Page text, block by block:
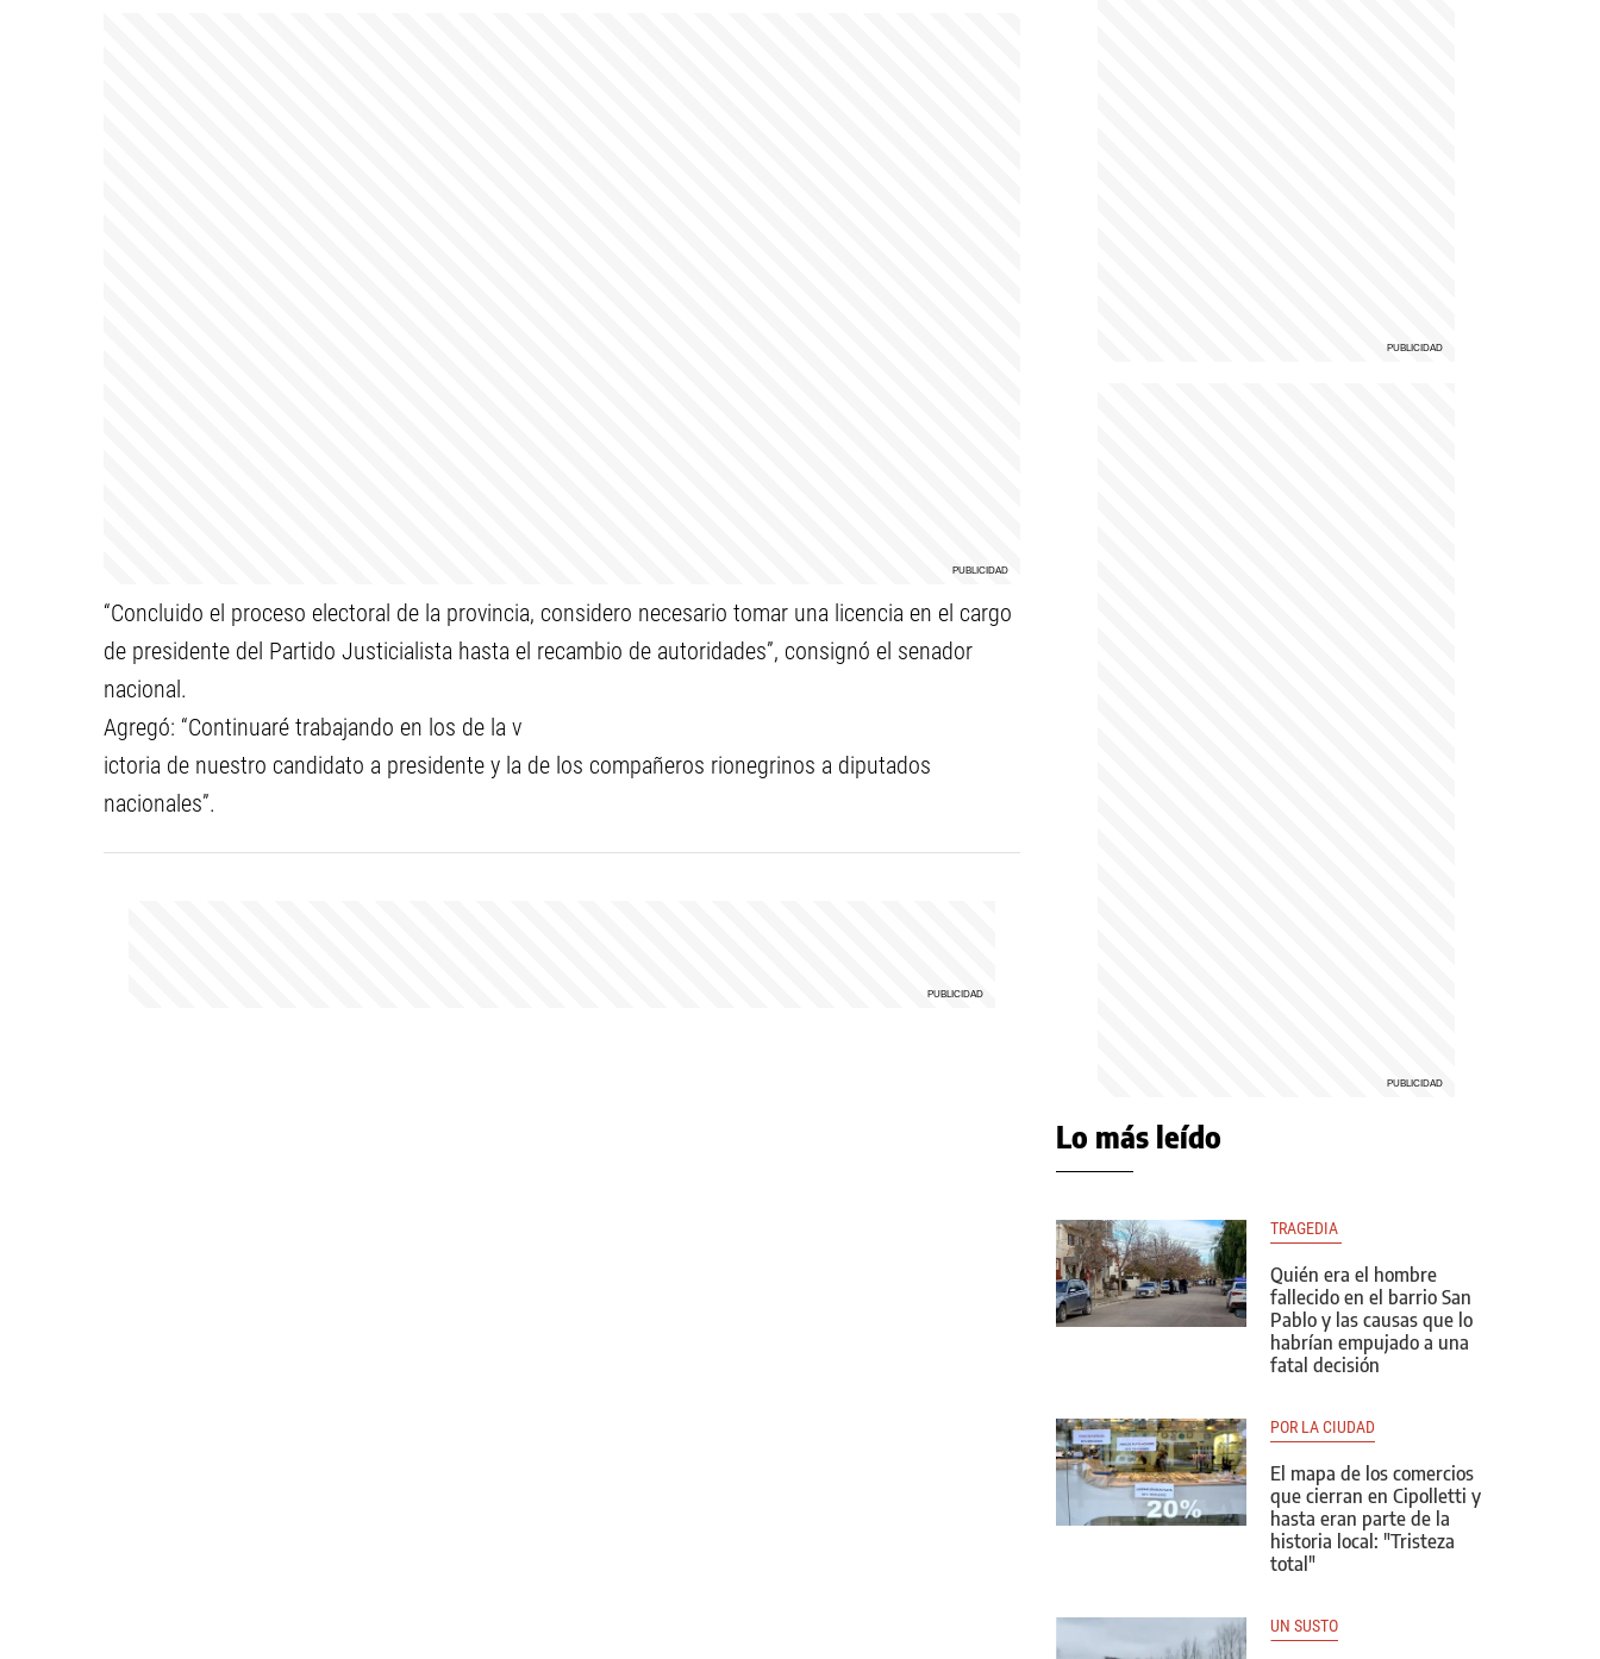
“Concluido el proceso electoral de la provincia, considero necesario tomar una licencia en el cargo
de presidente del Partido Justicialista hasta el recambio de autoridades”, consignó el senador
nacional.
Agregó: “Continuaré trabajando en los de la v
ictoria de nuestro candidato a presidente y la de los compañeros rionegrinos a diputados
nacionales”.
Lo más leído
TRAGEDIA
Quién era el hombre
fallecido en el barrio San
Pablo y las causas que lo
habrían empujado a una
fatal decisión
POR LA CIUDAD
El mapa de los comercios
que cierran en Cipolletti y
hasta eran parte de la
historia local: "Tristeza
total"
UN SUSTO